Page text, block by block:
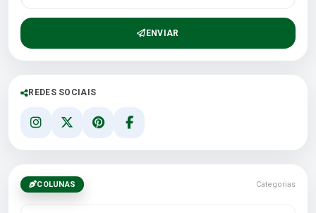
ENVIAR
REDES SOCIAIS
COLUNAS Categorias